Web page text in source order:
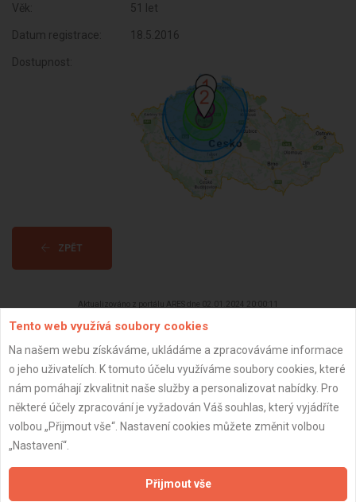
Věk: 51 let
Datum registrace: 18.5.2016
Dostupnost:
ZPĚT
Aktualizováno z portálu ARES dne 02.01.2024 20:00:11
Důležité informace
Naše firmy a řemeslníci
Zásady pro používání souborů cookie
Obchodní podmínky (zprostředkování)
Tento web využívá soubory cookies
Na našem webu získáváme, ukládáme a zpracováváme informace
o jeho uživatelích. K tomuto účelu využíváme soubory cookies, které
nám pomáhají zkvalitnit naše služby a personalizovat nabídky. Pro
některé účely zpracování je vyžadován Váš souhlas, který vyjádříte
volbou „Přijmout vše“. Nastavení cookies můžete změnit volbou
„Nastavení“.
Přijmout vše